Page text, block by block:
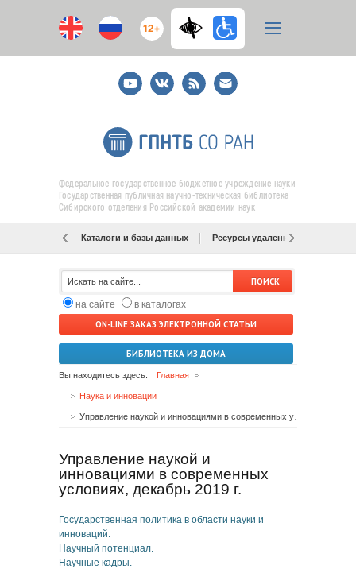
12+
YoutubeВКонтакте
RSS
E-
mail
подписка
Федеральное государственное бюджетное учреждение науки
Государственная публичная научно-техническая библиотека
Сибирского отделения Российской академии наук
Каталоги и базы данных Ресурсы удаленного доступа
на сайте
в каталогах
ON-LINE ЗАКАЗ ЭЛЕКТРОННОЙ СТАТЬИ
БИБЛИОТЕКА ИЗ ДОМА
Вы находитесь здесь: Главная
Наука и инновации
Управление наукой и
инновациями в современных
условиях, декабрь 2019 г.
Государственная политика в области науки и
инноваций.
Научный потенциал.
Научные кадры.